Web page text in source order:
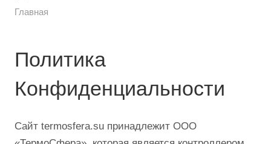
Главная
Политика
Конфиденциальности
Сайт termosfera.su принадлежит ООО